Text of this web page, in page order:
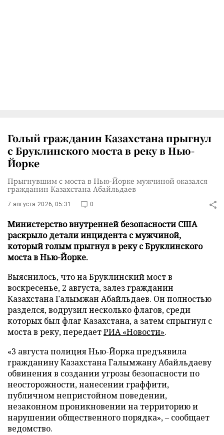
Голый гражданин Казахстана прыгнул
с Бруклинского моста в реку в Нью-
Йорке
Прыгнувшим с моста в Нью-Йорке мужчиной оказался
гражданин Казахстана Абайльдаев
7 августа 2026, 05:31 0
Министерство внутренней безопасности США
раскрыло детали инцидента с мужчиной,
который голым прыгнул в реку с Бруклинского
моста в Нью-Йорке.
Выяснилось, что на Бруклинский мост в
воскресенье, 2 августа, залез гражданин
Казахстана Галымжан Абайльдаев. Он полностью
разделся, водрузил несколько флагов, среди
которых был флаг Казахстана, а затем спрыгнул с
моста в реку, передаетРИА «Новости».
«3 августа полиция Нью-Йорка предъявила
гражданину Казахстана Галымжану Абайльдаеву
обвинения в создании угрозы безопасности по
неосторожности, нанесении граффити,
публичном непристойном поведении,
незаконном проникновении на территорию и
нарушении общественного порядка», – сообщает
ведомство.